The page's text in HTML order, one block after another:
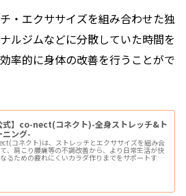
・エクササイズを組み合わせた独
ルジムなどに分散していた時間を
率的に身体の改善を行うことがで
式】co-nect(コネクト)-全身ストレッチ&ト
ニング-
コネクト)は、ストレッチとエクササイズを組み合
、肩こり腰痛等の不調改善から、より日常生活が快
るための疲れにくいカラダ作りまでをサポートする
ィメンテナンスサービス」です。整体・ストレッチ